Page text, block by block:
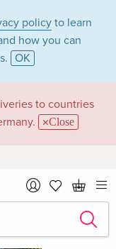
policy to learn
how you can
OK
to countries
Close